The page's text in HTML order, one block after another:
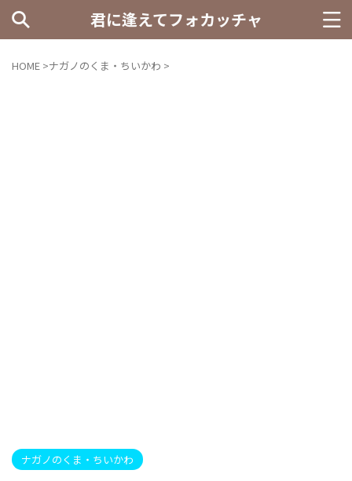
君に逢えてフォカッチャ
HOME >ナガノのくま・ちいかわ >
ナガノのくま・ちいかわ